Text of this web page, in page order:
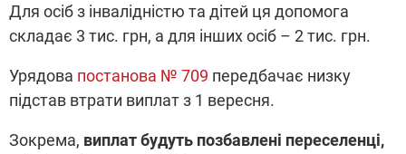
Для осіб з інвалідністю та дітей ця допомога
складає 3 тис. грн, а для інших осіб – 2 тис. грн.
Урядова постанова № 709 передбачає низку
підстав втрати виплат з 1 вересня.
Зокрема, виплат будуть позбавлені переселенці,